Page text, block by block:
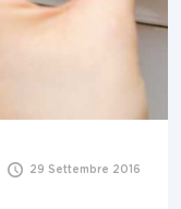
29 Settembre 2016